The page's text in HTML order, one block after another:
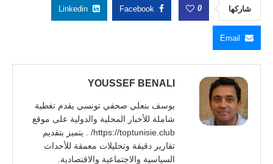
شاركها 0
Facebook
Linkedin
Email
YOUSSEF BENALI
يوسف بنعلي صحفي تونسي يقدم تغطية
شاملة للأخبار المحلية والدولية على موقع
https://toptunisie.club/ . يتميز بتقديم
تقارير دقيقة وتحليلات معمقة للأحداث
السياسية والاجتماعية والاقتصادية.